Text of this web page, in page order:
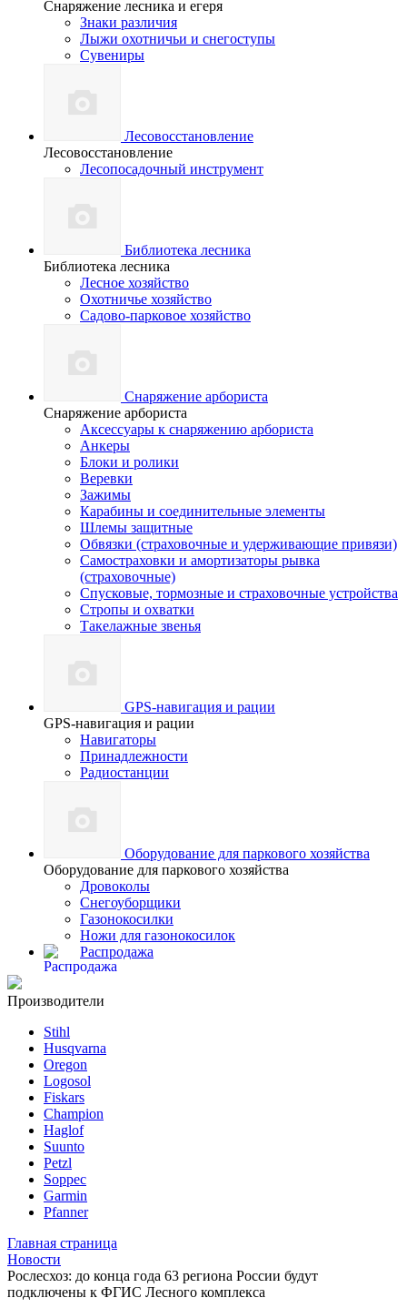
Снаряжение лесника и егеря
Знаки различия
Лыжи охотничьи и снегоступы
Сувениры
Лесовосстановление
Лесовосстановление
Лесопосадочный инструмент
Библиотека лесника
Библиотека лесника
Лесное хозяйство
Охотничье хозяйство
Садово-парковое хозяйство
Снаряжение арбориста
Снаряжение арбориста
Аксессуары к снаряжению арбориста
Анкеры
Блоки и ролики
Веревки
Зажимы
Карабины и соединительные элементы
Шлемы защитные
Обвязки (страховочные и удерживающие привязи)
Самостраховки и амортизаторы рывка
(страховочные)
Спусковые, тормозные и страховочные устройства
Стропы и охватки
Такелажные звенья
GPS-навигация и рации
GPS-навигация и рации
Навигаторы
Принадлежности
Радиостанции
Оборудование для паркового хозяйства
Оборудование для паркового хозяйства
Дровоколы
Снегоуборщики
Газонокосилки
Ножи для газонокосилок
Распродажа
Производители
Stihl
Husqvarna
Oregon
Logosol
Fiskars
Champion
Haglof
Suunto
Petzl
Soppec
Garmin
Pfanner
Главная страница
Новости
Рослесхоз: до конца года 63 региона России будут
подключены к ФГИС Лесного комплекса